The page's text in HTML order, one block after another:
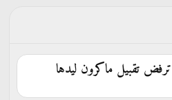
تقبيل ماكرون ليدها